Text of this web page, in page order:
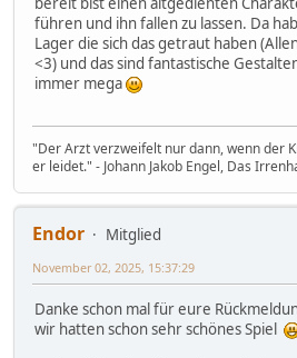
führen und ihn fallen zu lassen. Da
Lager die sich das getraut haben
<3) und das sind fantastische
immer mega
"Der Arzt verzweifelt nur dann, wenn der
er leidet." - Johann Jakob Engel, Das
Endor
Mitglied
November 02, 2025, 15:37:29
Danke schon mal für eure
wir hatten schon sehr schönes Spiel